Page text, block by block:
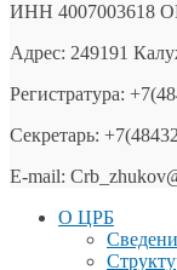
ИНН 4007003618
Адрес: 249191
Регистратура:
Секретарь:
E-mail:
О ЦРБ